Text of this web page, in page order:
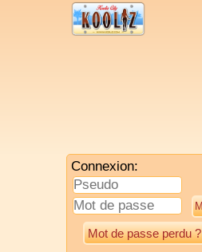
Connexion:
Mot de passe perdu ?